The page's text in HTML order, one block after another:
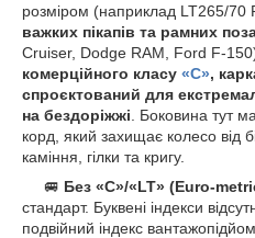
розміром (наприклад LT265/70
важких пікапів та рамних
Cruiser, Dodge RAM, Ford F-
комерційного класу «C»,
спроєктований для
на бездоріжжі . Боковина тут
корд, який захищає колесо від
каміння, гілки та кригу.
🚐 Без «C»/«LT» (Euro-
стандарт. Буквені індекси
подвійний індекс